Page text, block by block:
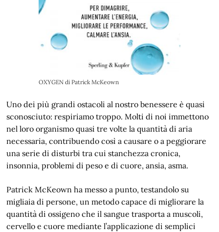
OXYGEN di Patrick McKeown
Uno dei più grandi ostacoli al nostro benessere è quasi
sconosciuto: respiriamo troppo. Molti di noi immettono
nel loro organismo quasi tre volte la quantità di aria
necessaria, contribuendo così a causare o a peggiorare
una serie di disturbi tra cui stanchezza cronica,
insonnia, problemi di peso e di cuore, ansia, asma.
Patrick McKeown ha messo a punto, testandolo su
migliaia di persone, un metodo capace di migliorare la
quantità di ossigeno che il sangue trasporta a muscoli,
cervello e cuore mediante l’applicazione di semplici